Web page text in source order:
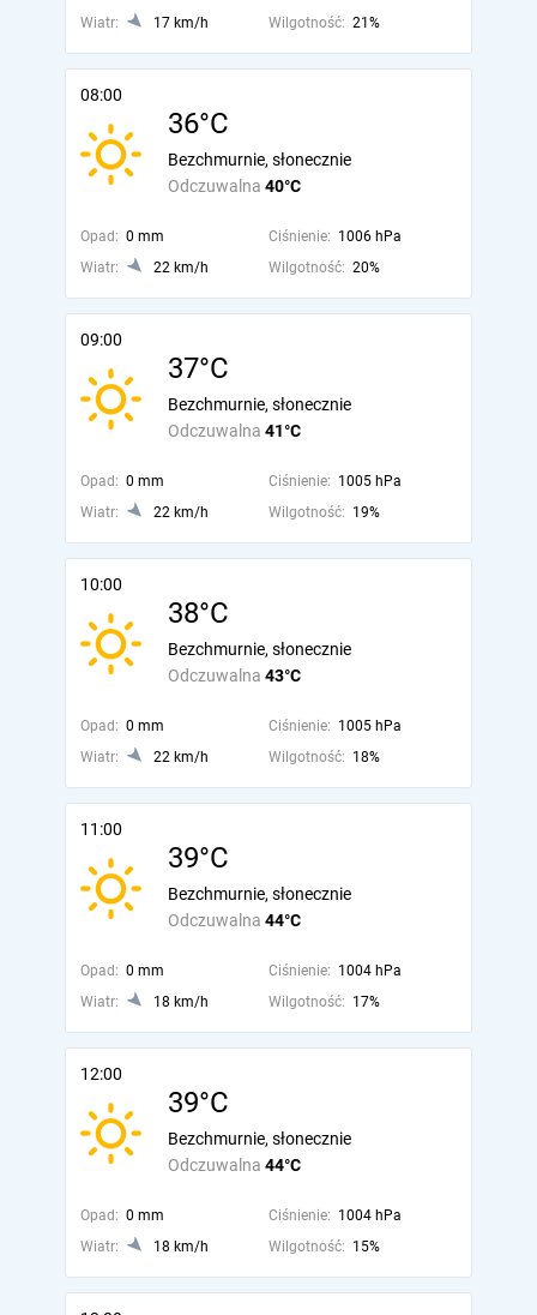
Wiatr: 17 km/h Wilgotność: 21%
08:00
36°C
Odczuwalna 40°C
Bezchmurnie, słonecznie
Opad: 0 mm Ciśnienie: 1006 hPa
Wiatr:
22 km/h Wilgotność: 20%
09:00
37°C
Odczuwalna 41°C
Bezchmurnie, słonecznie
Opad: 0 mm Ciśnienie: 1005 hPa
Wiatr:
22 km/h Wilgotność: 19%
10:00
38°C
Odczuwalna 43°C
Bezchmurnie, słonecznie
Opad: 0 mm Ciśnienie: 1005 hPa
Wiatr:
22 km/h Wilgotność: 18%
11:00
39°C
Odczuwalna 44°C
Bezchmurnie, słonecznie
Opad: 0 mm Ciśnienie: 1004 hPa
Wiatr:
18 km/h Wilgotność: 17%
12:00
39°C
Odczuwalna 44°C
Bezchmurnie, słonecznie
Opad: 0 mm Ciśnienie: 1004 hPa
Wiatr:
18 km/h Wilgotność: 15%